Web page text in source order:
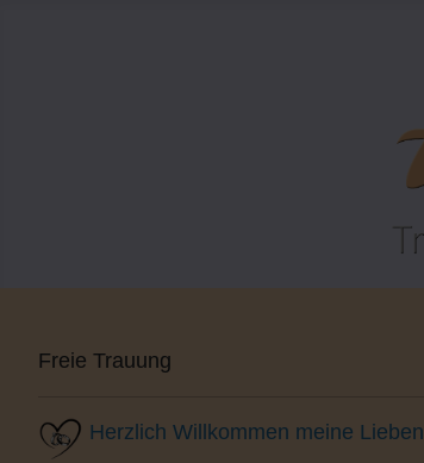
Freie Trauung
Herzlich Willkommen meine Lieben